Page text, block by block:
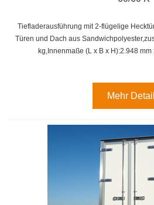
Tiefladerausführung mit 2-flügelige
Türen und Dach aus
kg, Innenmaße (L x B x H):2.948 mm
Mehr